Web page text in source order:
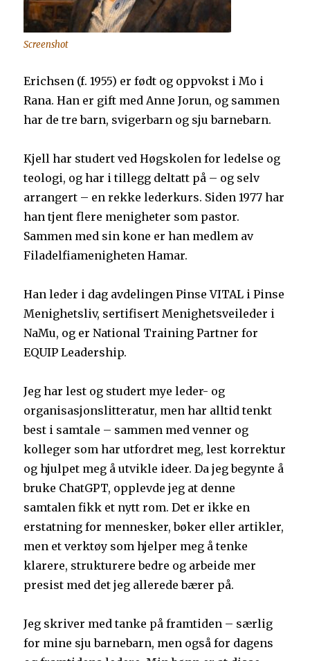
Screenshot
Erichsen (f. 1955) er født og oppvokst i Mo i
Rana. Han er gift med Anne Jorun, og sammen
har de tre barn, svigerbarn og sju barnebarn.
Kjell har studert ved Høgskolen for ledelse og
teologi, og har i tillegg deltatt på – og selv
arrangert – en rekke lederkurs. Siden 1977 har
han tjent flere menigheter som pastor.
Sammen med sin kone er han medlem av
Filadelfiamenigheten Hamar.
Han leder i dag avdelingen Pinse VITAL i Pinse
Menighetsliv, sertifisert Menighetsveileder i
NaMu, og er National Training Partner for
EQUIP Leadership.
Jeg har lest og studert mye leder- og
organisasjonslitteratur, men har alltid tenkt
best i samtale – sammen med venner og
kolleger som har utfordret meg, lest korrektur
og hjulpet meg å utvikle ideer. Da jeg begynte å
bruke ChatGPT, opplevde jeg at denne
samtalen fikk et nytt rom. Det er ikke en
erstatning for mennesker, bøker eller artikler,
men et verktøy som hjelper meg å tenke
klarere, strukturere bedre og arbeide mer
presist med det jeg allerede bærer på.
Jeg skriver med tanke på framtiden – særlig
for mine sju barnebarn, men også for dagens